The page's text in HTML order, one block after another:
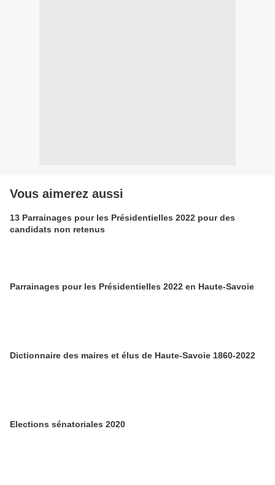
Vous aimerez aussi
13 Parrainages pour les Présidentielles 2022 pour des
candidats non retenus
Parrainages pour les Présidentielles 2022 en Haute-Savoie
Dictionnaire des maires et élus de Haute-Savoie 1860-2022
Elections sénatoriales 2020